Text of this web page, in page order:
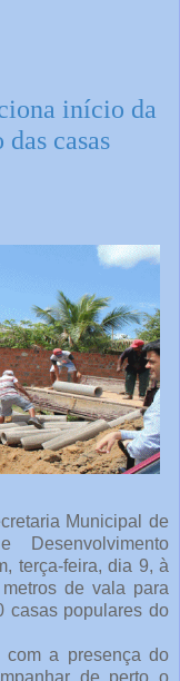
início da
casas
Municipal de
Desenvolvimento
terça-feira, dia 9, à
de vala para
casas populares do
a presença do
de perto o